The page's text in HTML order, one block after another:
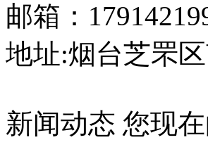
邮箱：
地址:烟台芝罘
新闻动态 您现在